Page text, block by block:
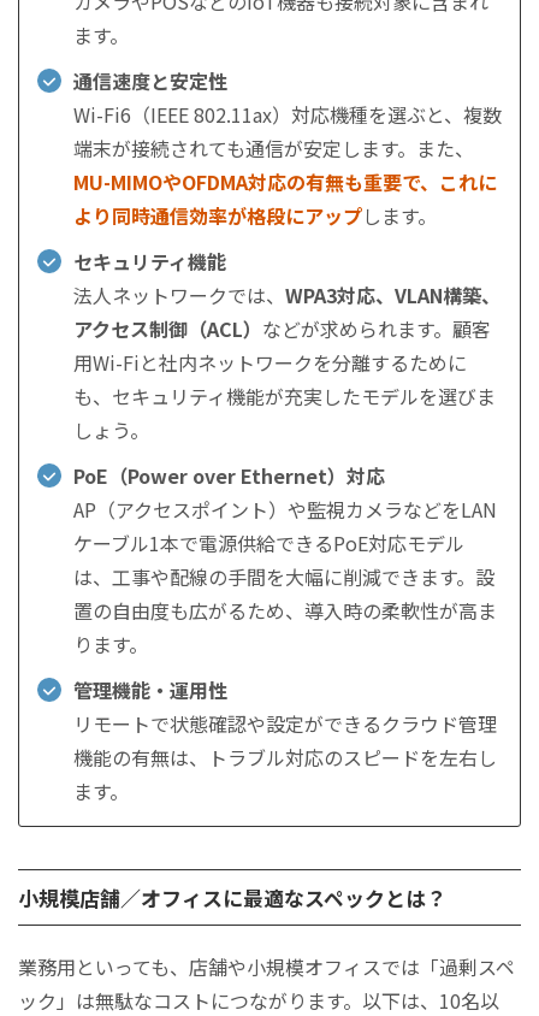
ます。
通信速度と安定性
Wi-Fi6（IEEE 802.11ax）対応機種を選ぶと、複数
端末が接続されても通信が安定します。また、
MU-MIMOやOFDMA対応の有無も重要で、これに
より同時通信効率が格段にアップします。
セキュリティ機能
法人ネットワークでは、 WPA3対応、VLAN構築、
アクセス制御（ACL） などが求められます。顧客
用Wi-Fiと社内ネットワークを分離するために
も、セキュリティ機能が充実したモデルを選びま
しょう。
PoE（Power over Ethernet）対応
AP（アクセスポイント）や監視カメラなどをLAN
ケーブル1本で電源供給できるPoE対応モデル
は、工事や配線の手間を大幅に削減できます。設
置の自由度も広がるため、導入時の柔軟性が高ま
ります。
管理機能・運用性
リモートで状態確認や設定ができるクラウド管理
機能の有無は、トラブル対応のスピードを左右し
ます。
小規模店舗／オフィスに最適なスペックとは？
業務用といっても、店舗や小規模オフィスでは「過剰スペ
ック」は無駄なコストにつながります。以下は、10名以